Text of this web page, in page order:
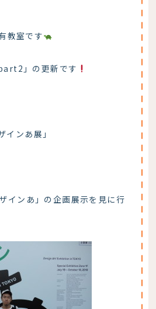
教室です
」の更新です
インあ展」
インあ」の企画展示を見に行